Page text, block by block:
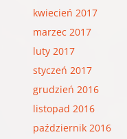
kwiecień 2017
marzec 2017
luty 2017
styczeń 2017
grudzień 2016
listopad 2016
październik 2016